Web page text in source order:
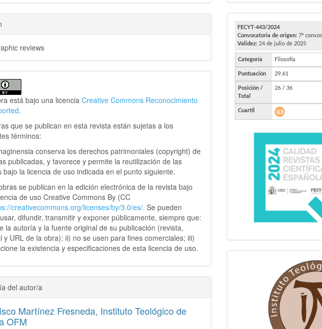
reviews
está bajo una licenciaCreative Commons Reconocimiento
.
que se publican en esta revista están sujetas a los
términos:
conserva los derechos patrimoniales (copyright) de
publicadas, y favorece y permite la reutilización de las
bajo la licencia de uso indicada en el punto siguiente.
se publican en la edición electrónica de la revista bajo
de uso Creative Commons By (CC
creativecommons.org/licenses/by/3.0/es/.Se pueden
difundir, transmitir y exponer públicamente, siempre que:
la autoría y la fuente original de su publicación (revista,
y URL de la obra); ii) no se usen para fines comerciales; iii)
la existencia y especificaciones de esta licencia de uso.
del autor/a
Martínez Fresneda, Instituto Teológico de
OFM
FECYT